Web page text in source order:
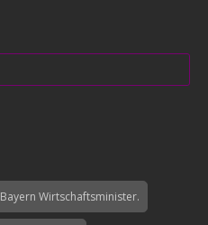
Bayern Wirtschaftsminister.